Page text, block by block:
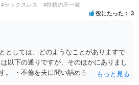
。 ただ、不貞があって出て行ったと認定
して一応生活をしてきていたとなると、
ていたと立証するのは一般に難しいよう
配偶者となると、有責配偶者側からの離
す。 ただ、法律等で何年と具体的に決ま
子様の状況を含めた経緯等含めて、裁判
あっても離婚を認めるべきであるかを判
れにせよ、実際に不貞があったことを示
#セックスレス #性格の不一致
役にたった 3
としては、どのようなことがありますで
以下の通りですが、そのほかにありまし
。 ・不倫を夫に問い詰めるときに弁護士